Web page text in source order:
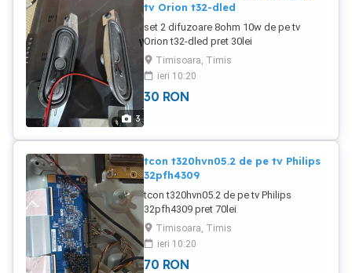
3
tv Orion t32-dled
set 2 difuzoare 8ohm 10w de pe tv
Orion t32-dled pret 30lei
Timisoara, Timis
ieri 10:20
30 RON
tcon t320hvn05.2 de pe tv Philips
32pfh4309
tcon t320hvn05.2 de pe tv Philips
32pfh4309 pret 70lei
Timisoara, Timis
ieri 10:20
70 RON